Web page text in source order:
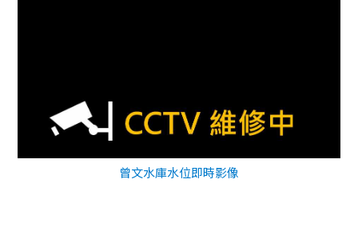
曾文水庫水位即時影像